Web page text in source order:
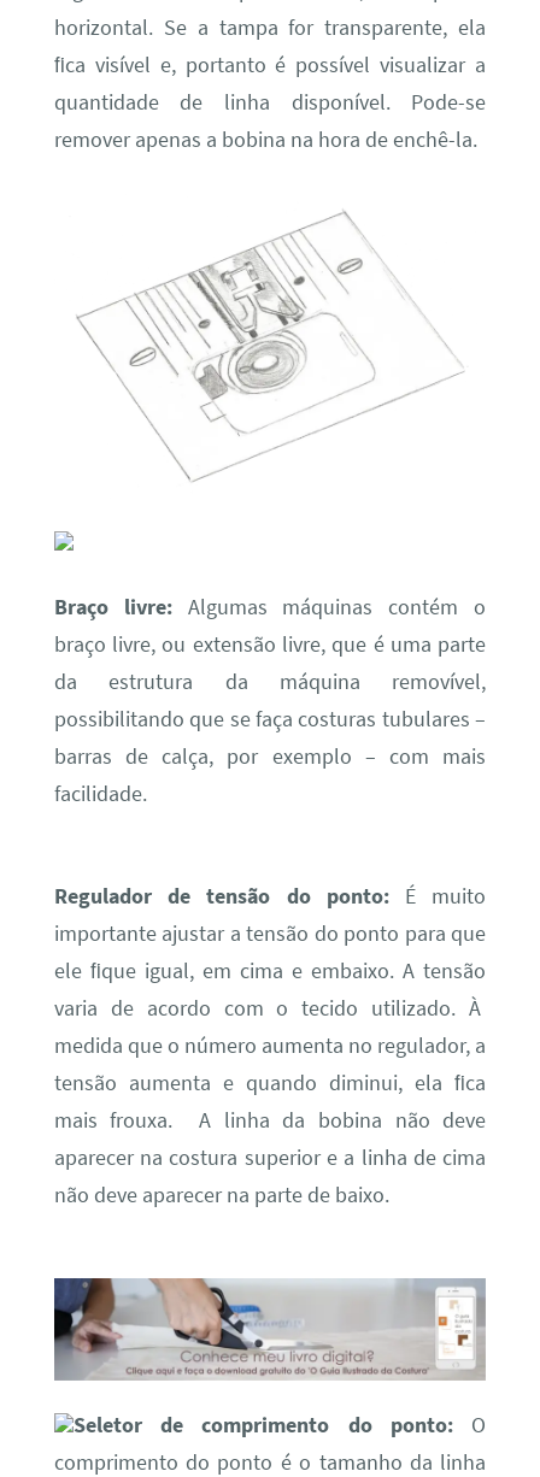
horizontal. Se a tampa for transparente, ela
ﬁca visível e, portanto é possível visualizar a
quantidade de linha disponível. Pode-se
remover apenas a bobina na hora de enchê-la.
Braço livre:Algumas máquinas contém o
braço livre, ou extensão livre, que é uma parte
da estrutura da máquina removível,
possibilitando que se faça costuras tubulares –
barras de calça, por exemplo – com mais
facilidade.
Regulador de tensão do ponto:É muito
importante ajustar a tensão do ponto para que
ele ﬁque igual, em cima e embaixo. A tensão
varia de acordo com o tecido utilizado. À
medida que o número aumenta no regulador, a
tensão aumenta e quando diminui, ela ﬁca
mais frouxa. A linha da bobina não deve
aparecer na costura superior e a linha de cima
não deve aparecer na parte de baixo.
Seletor de comprimento do ponto:O
comprimento do ponto é o tamanho da linha